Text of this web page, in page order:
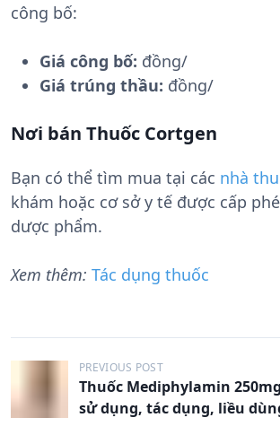
công bố:
Giá công bố: đồng/
Giá trúng thầu: đồng/
Nơi bán Thuốc Cortgen
Bạn có thể tìm mua tại các nhà
khám hoặc cơ sở y tế được cấp
dược phẩm.
Xem thêm: Tác dụng thuốc
i
ề
PREVIOUS POST
Thuốc Mediphylamin
sử dụng, tác dụng, liều